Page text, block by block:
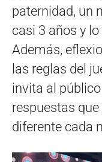
paternidad, un
casi 3 años y
Además,
las reglas del
invita al
respuestas
diferente cada